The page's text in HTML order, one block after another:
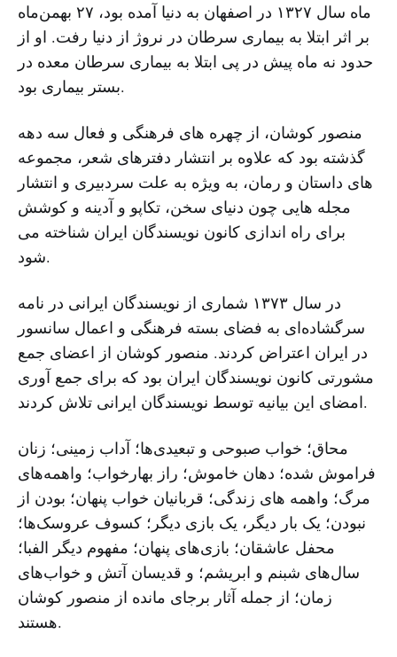
ماه سال ۱۳۲۷ در اصفهان به دنیا آمده بود، ۲۷ بهمن‌ماه
بر اثر ابتلا به بیماری سرطان در نروژ از دنیا رفت. او از
حدود نه ماه پیش در پی ابتلا به بیماری سرطان معده در
بستر بیماری بود.
منصور کوشان، از چهره های فرهنگی و فعال سه دهه
گذشته بود که علاوه بر انتشار دفترهای شعر، مجموعه
های داستان و رمان، به ویژه به علت سردبیری و انتشار
مجله هایی چون دنیای سخن، تکاپو و آدینه و کوشش
برای راه اندازی کانون نویسندگان ایران شناخته می
شود.
در سال ۱۳۷۳ شماری از نویسندگان ایرانی در نامه
سرگشاده‌ای به فضای بسته فرهنگی و اعمال سانسور
در ایران اعتراض کردند. منصور کوشان از اعضای جمع
مشورتی کانون نویسندگان ایران بود که برای جمع آوری
امضای این بیانیه توسط نویسندگان ایرانی تلاش کردند.
محاق؛ خواب صبوحی و تبعیدی‌ها؛ آداب زمینی؛ زنان
فراموش شده؛ دهان خاموش؛ راز بهارخواب؛ واهمه‌های
مرگ؛ واهمه های زندگی؛ قربانیان خواب پنهان؛ بودن از
نبودن؛ یک بار دیگر، یک بازی دیگر؛ کسوف عروسک‌ها؛
محفل عاشقان؛ بازی‌های پنهان؛ مفهوم دیگر الفبا؛
سال‌های شبنم و ابریشم؛ و قدیسان آتش و خواب‌های
زمان؛ از جمله آثار برجای مانده از منصور کوشان
هستند.